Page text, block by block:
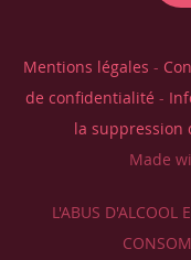
Mentions légales -
de confidentialité -
la suppression
Made
L'ABUS D'ALCOOL